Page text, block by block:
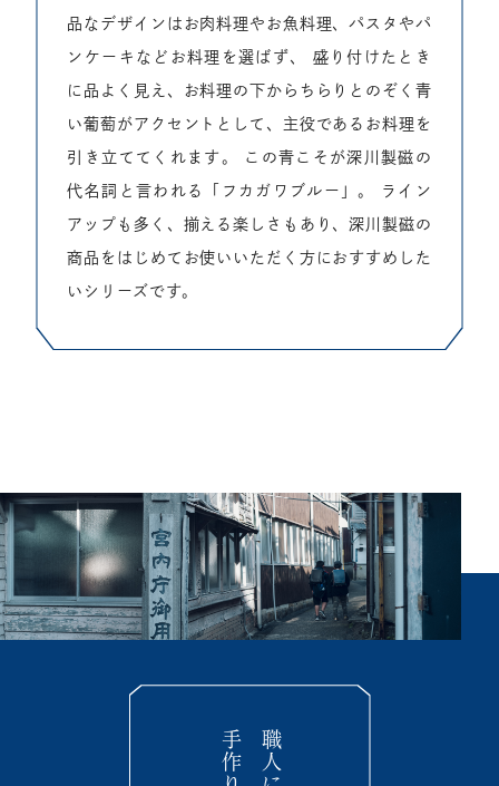
品なデザインはお肉料理やお魚料理、パスタやパ
ンケーキなどお料理を選ばず、 盛り付けたとき
に品よく見え、お料理の下からちらりとのぞく青
い葡萄がアクセントとして、主役であるお料理を
引き立ててくれます。 この青こそが深川製磁の
代名詞と言われる「フカガワブルー」。 ライン
アップも多く、揃える楽しさもあり、深川製磁の
商品をはじめてお使いいただく方におすすめした
いシリーズです。
手作り